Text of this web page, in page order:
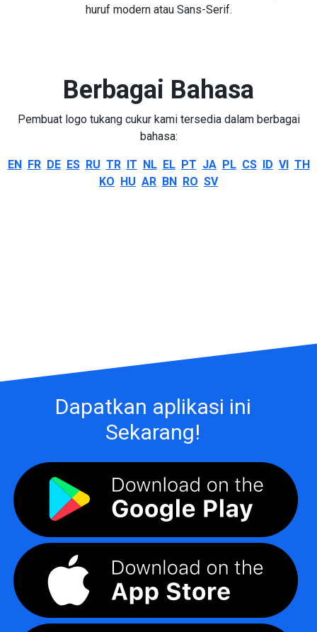
huruf modern atau Sans-Serif.
Berbagai Bahasa
Pembuat logo tukang cukur kami tersedia dalam berbagai
bahasa:
EN FR DE ES RU TR IT NL EL PT JA PL CS ID VI TH
KO HU AR BN RO SV
Dapatkan aplikasi ini
Sekarang!